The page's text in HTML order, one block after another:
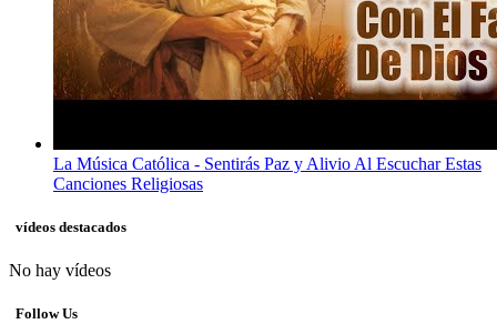
La Música Católica - Sentirás Paz y Alivio Al Escuchar Estas
Canciones Religiosas
vídeos destacados
No hay vídeos
Follow Us